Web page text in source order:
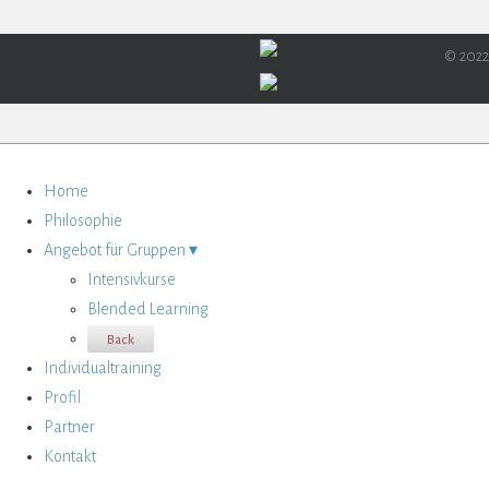
©
Home
Philosophie
Angebot für Gruppen ▾
Intensivkurse
Blended Learning
Back
Individualtraining
Profil
Partner
Kontakt